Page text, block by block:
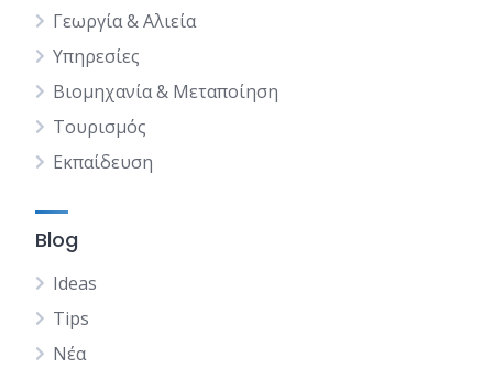
Γεωργία & Αλιεία
Υπηρεσίες
Βιομηχανία & Μεταποίηση
Τουρισμός
Εκπαίδευση
Blog
Ideas
Tips
Νέα